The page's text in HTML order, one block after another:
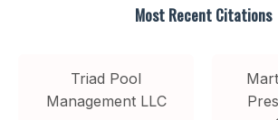
Most Recent Citations
Triad Pool
Management LLC